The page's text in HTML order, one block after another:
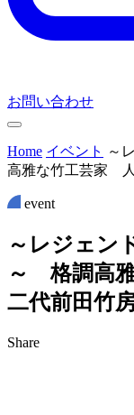
お問い合わせ
Home イベント
～
高雅な竹工芸家
event
～ レジェン
～
格調高
二代前田竹
Share